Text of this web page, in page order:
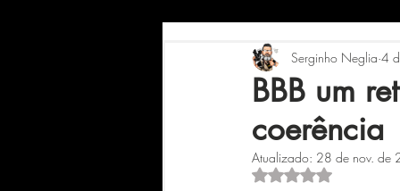
TESTEMUNHA OCULAR
BBB um
coerência
Serginho Neglia 4
Atualizado: 28 de nov. de
Avaliado com